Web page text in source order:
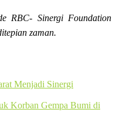
RBC- Sinergi Foundation
zaman.
Menjadi Sinergi
Korban Gempa Bumi di